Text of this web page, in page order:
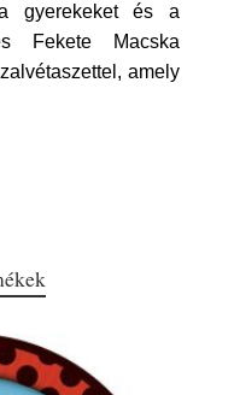
gyerekeket és a
Fekete Macska
amely